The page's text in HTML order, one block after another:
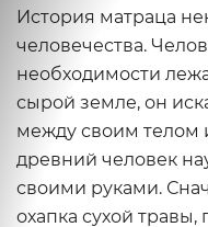
История матраца
человечества.
необходимости
сырой земле, он
между своим телом
древний человек
своими руками.
охапка сухой